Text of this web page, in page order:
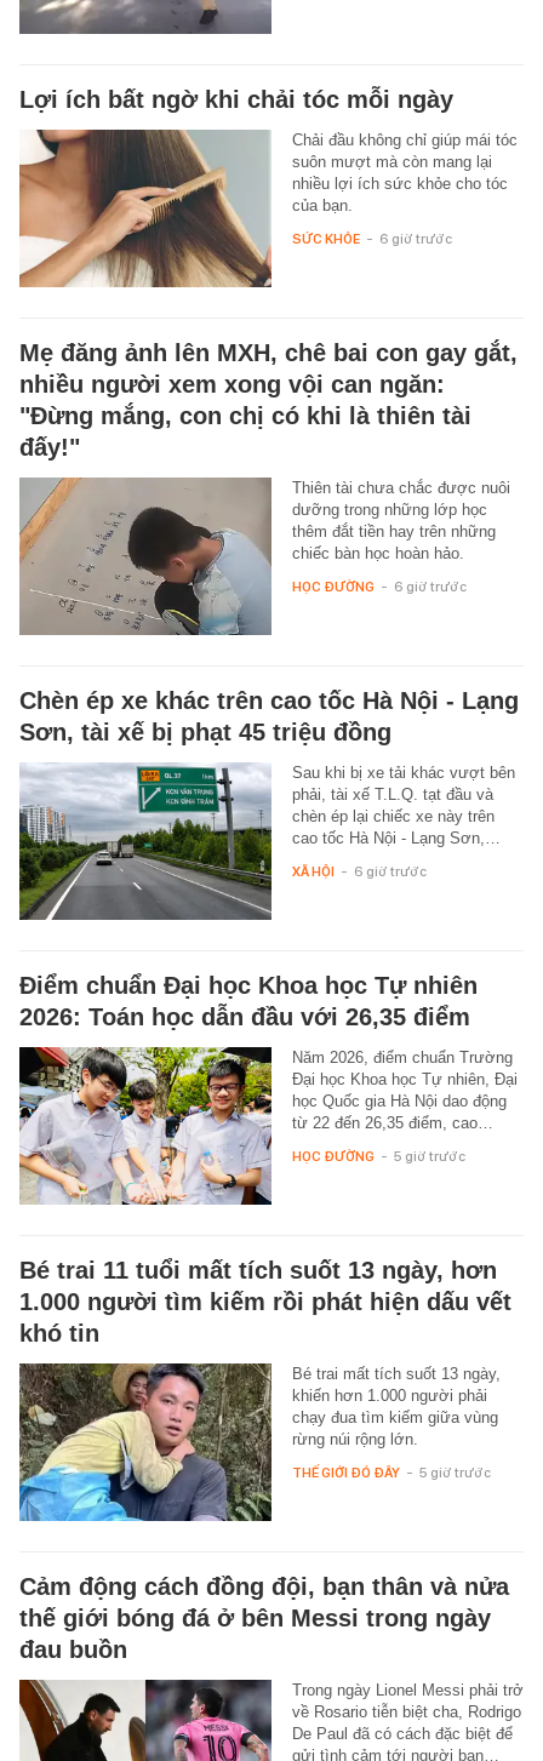
Lợi ích bất ngờ khi chải tóc mỗi ngày
Chải đầu không chỉ giúp mái tóc
suôn mượt mà còn mang lại
nhiều lợi ích sức khỏe cho tóc
của bạn.
SỨC KHỎE - 6 giờ trước
Mẹ đăng ảnh lên MXH, chê bai con gay gắt,
nhiều người xem xong vội can ngăn:
"Đừng mắng, con chị có khi là thiên tài
đấy!"
Thiên tài chưa chắc được nuôi
dưỡng trong những lớp học
thêm đắt tiền hay trên những
chiếc bàn học hoàn hảo.
HỌC ĐƯỜNG - 6 giờ trước
Chèn ép xe khác trên cao tốc Hà Nội - Lạng
Sơn, tài xế bị phạt 45 triệu đồng
Sau khi bị xe tải khác vượt bên
phải, tài xế T.L.Q. tạt đầu và
chèn ép lại chiếc xe này trên
cao tốc Hà Nội - Lạng Sơn,…
XÃ HỘI - 6 giờ trước
Điểm chuẩn Đại học Khoa học Tự nhiên
2026: Toán học dẫn đầu với 26,35 điểm
Năm 2026, điểm chuẩn Trường
Đại học Khoa học Tự nhiên, Đại
học Quốc gia Hà Nội dao động
từ 22 đến 26,35 điểm, cao…
HỌC ĐƯỜNG - 5 giờ trước
Bé trai 11 tuổi mất tích suốt 13 ngày, hơn
1.000 người tìm kiếm rồi phát hiện dấu vết
khó tin
Bé trai mất tích suốt 13 ngày,
khiến hơn 1.000 người phải
chạy đua tìm kiếm giữa vùng
rừng núi rộng lớn.
THẾ GIỚI ĐÓ ĐÂY - 5 giờ trước
Cảm động cách đồng đội, bạn thân và nửa
thế giới bóng đá ở bên Messi trong ngày
đau buồn
Trong ngày Lionel Messi phải trở
về Rosario tiễn biệt cha, Rodrigo
De Paul đã có cách đặc biệt để
gửi tình cảm tới người bạn…